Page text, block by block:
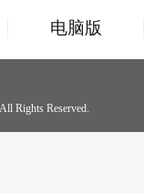
电脑版
Rights Reserved.